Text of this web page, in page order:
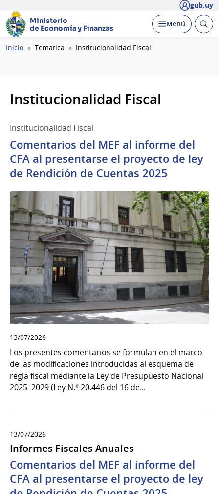
gub.uy
Ministerio
de Economía y Finanzas
Desplegar
Menú Abrir
Ruta
Inicio Tematica Institucionalidad Fiscal
Institucionalidad Fiscal
Institucionalidad Fiscal
Comentarios del MEF al informe del
CFA al presentarse el proyecto de ley
de Rendición de Cuentas 2025
13/07/2026
Los presentes comentarios se formulan en el marco
de las modificaciones introducidas al esquema de
regla fiscal mediante la Ley de Presupuesto Nacional
2025–2029 (Ley N.º 20.446 del 16 de...
13/07/2026
Informes Fiscales Anuales
Comentarios del MEF al informe del
CFA al presentarse el proyecto de ley